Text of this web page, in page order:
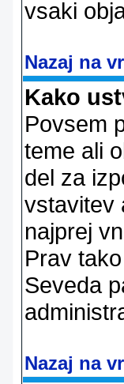
vsaki
Nazaj na
Kako
Povsem
teme ali
del za
vstavitev
najprej
Prav
Seveda
Nazaj na